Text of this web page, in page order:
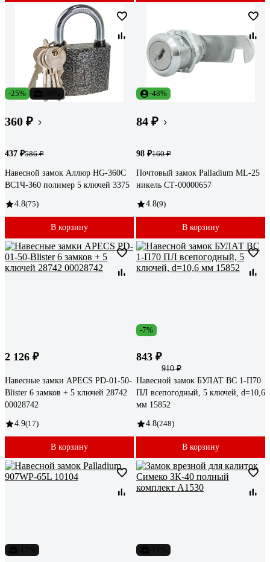
-25%
360 ₽
437 ₽586 ₽
Навесной замок Аллюр HG-360C
ВС1Ч-360 полимер 5 ключей 3375
4.8(75)
В корзину
-48%
84 ₽
98 ₽160 ₽
Почтовый замок Palladium ML-25
никель СТ-00000657
4.8(9)
В корзину
2 126 ₽
Навесные замки APECS PD-01-50-
Blister 6 замков + 5 ключей 28742
00028742
4.9(17)
В корзину
-7%
843 ₽
910 ₽
Навесной замок БУЛАТ ВС 1-П70
ПЛ всепогодный, 5 ключей, d=10,6
мм 15852
4.8(248)
В корзину